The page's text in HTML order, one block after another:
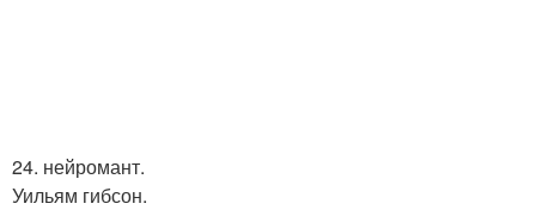
24. нейромант.
Уильям гибсон.